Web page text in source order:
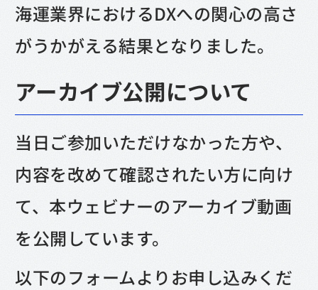
海運業界におけるDXへの関心の高さ
がうかがえる結果となりました。
アーカイブ公開について
当日ご参加いただけなかった方や、
内容を改めて確認されたい方に向け
て、本ウェビナーのアーカイブ動画
を公開しています。
以下のフォームよりお申し込みくだ